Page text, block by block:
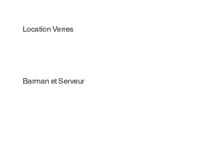
Location Verres
Barman et Serveur